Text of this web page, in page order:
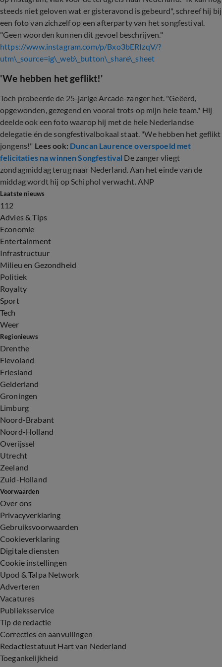
steeds niet geloven wat er gisteravond is gebeurd", schreef hij bij
een foto van zichzelf op een afterparty van het songfestival.
"Geen woorden kunnen dit gevoel beschrijven."
https://www.instagram.com/p/Bxo3bERIzqV/?
utm\_source=ig\_web\_button\_share\_sheet
'We hebben het geflikt!'
Toch probeerde de 25-jarige Arcade-zanger het. "Geëerd,
opgewonden, gezegend en vooral trots op mijn hele team." Hij
deelde ook een foto waarop hij met de hele Nederlandse
delegatie én de songfestivalbokaal staat. "We hebben het geflikt
jongens!" Lees ook: Duncan Laurence overspoeld met
felicitaties na winnen Songfestival De zanger vliegt
zondagmiddag terug naar Nederland. Aan het einde van de
middag wordt hij op Schiphol verwacht. ANP
Laatste nieuws
112
Advies & Tips
Economie
Entertainment
Infrastructuur
Milieu en Gezondheid
Politiek
Royalty
Sport
Tech
Weer
Regionieuws
Drenthe
Flevoland
Friesland
Gelderland
Groningen
Limburg
Noord-Brabant
Noord-Holland
Overijssel
Utrecht
Zeeland
Zuid-Holland
Voorwaarden
Over ons
Privacyverklaring
Gebruiksvoorwaarden
Cookieverklaring
Digitale diensten
Cookie instellingen
Upod & Talpa Network
Adverteren
Vacatures
Publieksservice
Tip de redactie
Correcties en aanvullingen
Redactiestatuut Hart van Nederland
Toegankelijkheid